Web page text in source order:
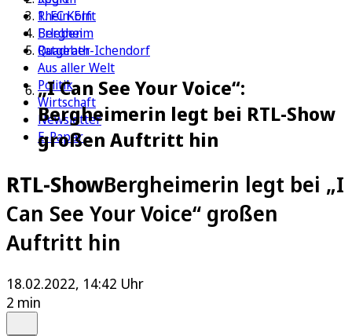
1. FC Köln
Erleben
Ratgeber
Aus aller Welt
Politik
Wirtschaft
Newsletter
E-Paper
Rhein-Erft
Bergheim
Quadrath-Ichendorf
„I Can See Your Voice“:
Bergheimerin legt bei RTL-Show
großen Auftritt hin
RTL-ShowBergheimerin legt bei „I
Can See Your Voice“ großen
Auftritt hin
18.02.2022, 14:42 Uhr
2 min